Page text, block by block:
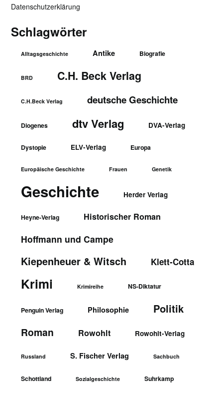
Datenschutzerklärung
Schlagwörter
Alltagsgeschichte Antike Biografie
BRD C.H. Beck Verlag
C.H.Beck Verlag deutsche Geschichte
Diogenes dtv Verlag DVA-Verlag
Dystopie ELV-Verlag Europa
Europäische Geschichte Frauen Genetik
Geschichte Herder Verlag
Heyne-Verlag Historischer Roman
Hoffmann und Campe
Kiepenheuer & Witsch Klett-Cotta
Krimi Krimireihe NS-Diktatur
Penguin Verlag Philosophie Politik
Roman Rowohlt Rowohlt-Verlag
Russland S. Fischer Verlag Sachbuch
Schottland Sozialgeschichte Suhrkamp